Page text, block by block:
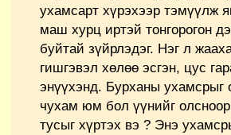
ухамсарт хүрэхээр тэмүүлж
маш хурц иртэй тонгорогон
буйтай зүйрлэдэг. Нэг л
гишгэвэл хөлөө эсгэн, цус
энүүхэнд. Бурханы ухамсрыг
чухам юм бол үүнийг
тусыг хүртэх вэ ? Энэ